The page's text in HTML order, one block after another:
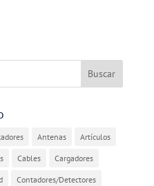
Antenas Artículos
Cables Cargadores
Contadores/Detectores